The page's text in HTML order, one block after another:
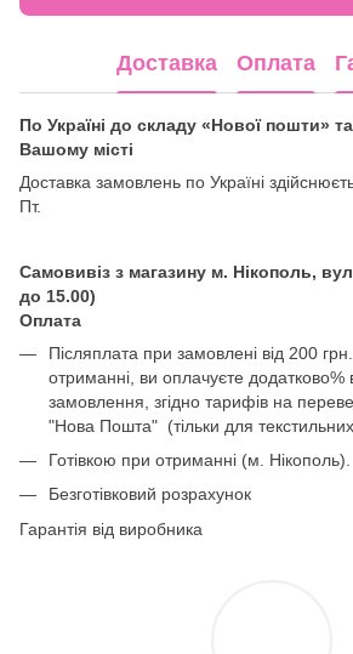
Доставка Оплата
По Україні до складу «Нової пошти»
Вашому місті
Доставка замовлень по Україні
Пт.
Самовивіз з магазину м. Нікополь,
до 15.00)
Оплата
Післяплата при замовлені від 200
отриманні, ви оплачуєте додатково%
замовлення, згідно тарифів на
"Нова Пошта" (тільки для текстильних
Готівкою при отриманні (м. Нікополь).
Безготівковий розрахунок
Гарантія від виробника